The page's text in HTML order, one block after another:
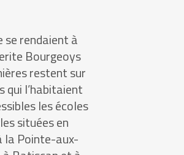
se rendaient à
Bourgeoys
restent sur
qui l’habitaient
les écoles
situées en
la Pointe-aux-